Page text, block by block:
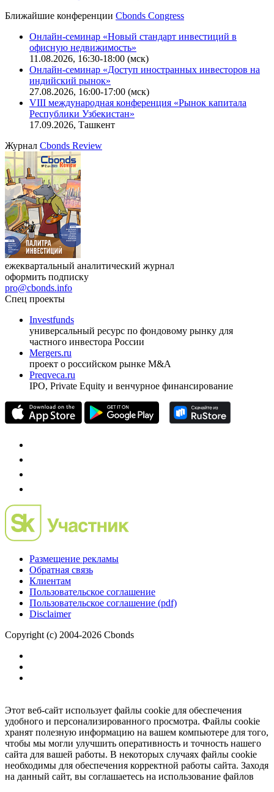
Ближайшие конференции Cbonds Congress
Онлайн-семинар «Новый стандарт инвестиций в
офисную недвижимость»
11.08.2026, 16:30-18:00 (мск)
Онлайн-семинар «Доступ иностранных инвесторов на
индийский рынок»
27.08.2026, 16:00-17:00 (мск)
VIII международная конференция «Рынок капитала
Республики Узбекистан»
17.09.2026, Ташкент
Журнал Cbonds Review
ежеквартальный аналитический журнал
оформить подписку
pro@cbonds.info
Спец проекты
Investfunds
универсальный ресурс по фондовому рынку для
частного инвестора России
Mergers.ru
проект о российском рынке M&A
Preqveca.ru
IPO, Private Equity и венчурное финансирование
Размещение рекламы
Обратная связь
Клиентам
Пользовательское соглашение
Пользовательское соглашение (pdf)
Disclaimer
Copyright (c) 2004-2026 Cbonds
Этот веб-сайт использует файлы cookie для обеспечения
удобного и персонализированного просмотра. Файлы cookie
хранят полезную информацию на вашем компьютере для того,
чтобы мы могли улучшить оперативность и точность нашего
сайта для вашей работы. В некоторых случаях файлы cookie
необходимы для обеспечения корректной работы сайта. Заходя
на данный сайт, вы соглашаетесь на использование файлов